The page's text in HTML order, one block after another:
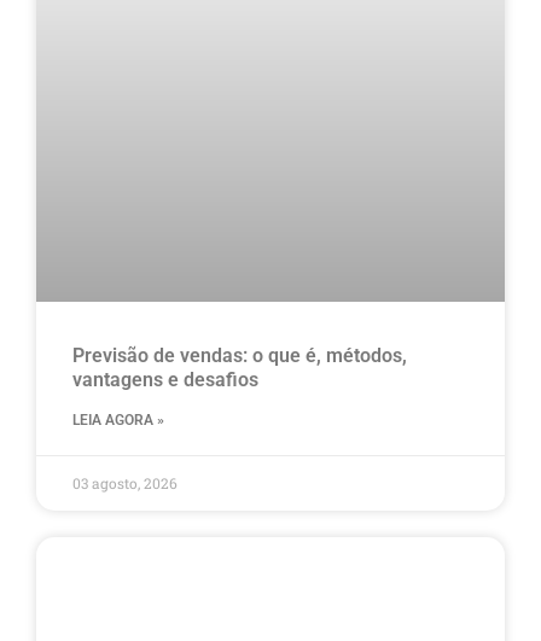
Previsão de vendas: o que é, métodos,
vantagens e desafios
LEIA AGORA »
03 agosto, 2026